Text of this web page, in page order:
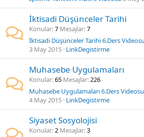
İktisadi Düşünceler Tarihi
Konular 7 Mesajlar 7
İktisadi Düşünceler Tarihi 6.Ders Videosu
3 May 2015 LinkDegistirme
Muhasebe Uygulamaları
Konular 65 Mesajlar 226
Muhasebe Uygulamaları 6.Ders Videosu
4 May 2015 LinkDegistirme
Siyaset Sosyolojisi
Konular 2 Mesajlar 3